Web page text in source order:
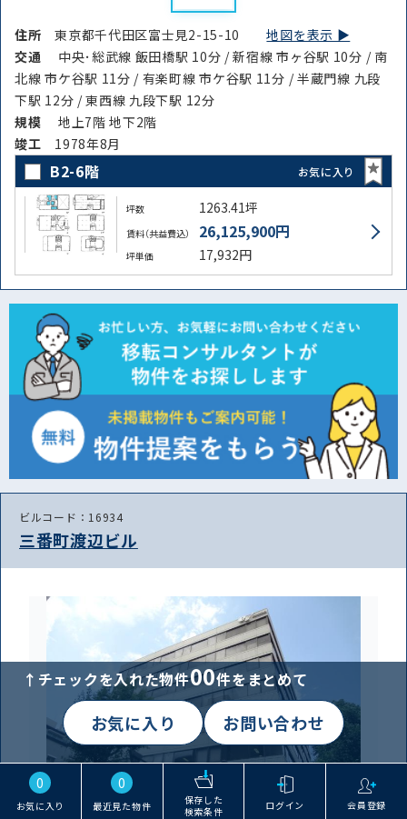
0
お気に入り
0
最近見た物件
保存した
検索条件
ログイン 会員登録
住所東京都千代田区富士見2-15-10地図を表示 ▶︎
交通
中央･総武線 飯田橋駅 10分 / 新宿線 市ヶ谷駅 10分 / 南
北線 市ケ谷駅 11分 / 有楽町線 市ケ谷駅 11分 / 半蔵門線 九段
下駅 12分 / 東西線 九段下駅 12分
規模
地上7階 地下2階
竣⼯ 1978年8月
B2-6階 お気に入り
坪数 1263.41坪
賃料（共益費込） 26,125,900円
坪単価 17,932円
ビルコード：16934
三番町渡辺ビル
↑チェックを入れた物件00件をまとめて
お気に入り お問い合わせ